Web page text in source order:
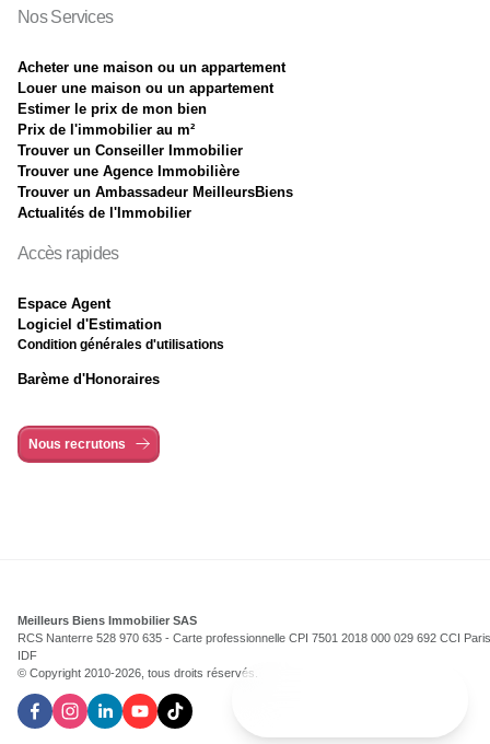
Nos Services
Acheter une maison ou un appartement
Louer une maison ou un appartement
Estimer le prix de mon bien
Prix de l'immobilier au m²
Trouver un Conseiller Immobilier
Trouver une Agence Immobilière
Trouver un Ambassadeur MeilleursBiens
Actualités de l'Immobilier
Accès rapides
Espace Agent
Logiciel d'Estimation
Condition générales d'utilisations
Barème d'Honoraires
Nous recrutons
Meilleurs Biens Immobilier SAS
RCS Nanterre 528 970 635 - Carte professionnelle CPI 7501 2018 000 029 692 CCI Paris
IDF
© Copyright 2010-2026 , tous droits réservés.